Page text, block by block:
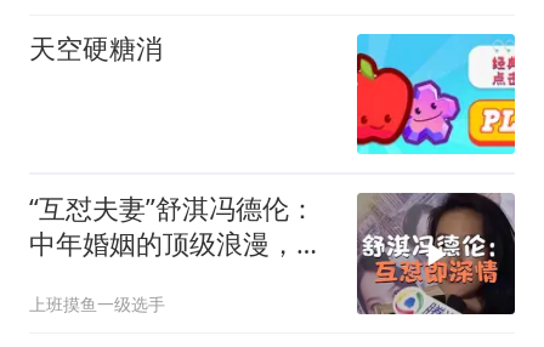
天空硬糖消
“互怼夫妻”舒淇冯德伦：
中年婚姻的顶级浪漫，是
上班摸鱼一级选手